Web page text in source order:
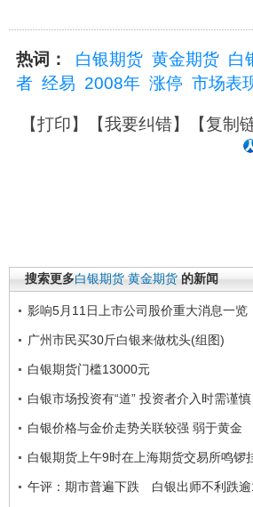
热词： 白银期货 黄金期货 白
者 经易 2008年 涨停 市场表
【打印】【我要纠错】【复制
搜索更多白银期货 黄金期货 的新闻
影响5月11日上市公司股价重大消息一览
广州市民买30斤白银来做枕头(组图)
白银期货门槛13000元
白银市场投资有“道” 投资者介入时需谨慎
白银价格与金价走势关联较强 弱于黄金
白银期货上午9时在上海期货交易所鸣锣
午评：期市普遍下跌 白银出师不利跌逾